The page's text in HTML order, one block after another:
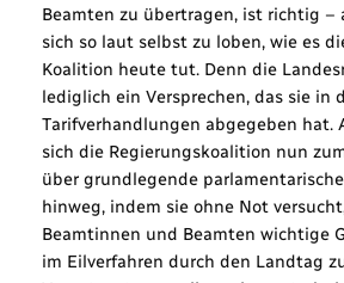
Beamten zu übertragen, ist richtig –
sich so laut selbst zu loben, wie es
Koalition heute tut. Denn die
lediglich ein Versprechen, das sie in
Tarifverhandlungen abgegeben hat.
sich die Regierungskoalition nun
über grundlegende
hinweg, indem sie ohne Not
Beamtinnen und Beamten wichtige
im Eilverfahren durch den Landtag